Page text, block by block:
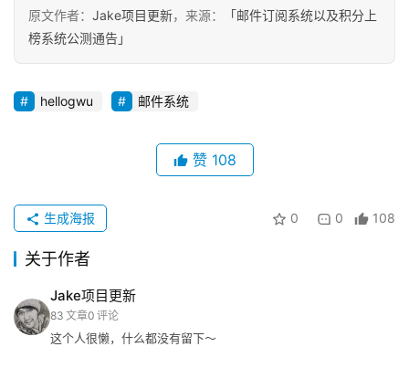
行
业
推
&
具
登录
原文作者： Jake项目更新，来源：
「邮件订阅系统以及积分上
榜系统公测通告」
hellogwu 邮件系统
赞 108
0 0 108
生成海报
关于作者
Jake项目更新
83 文章0 评论
这个人很懒，什么都没有留下～